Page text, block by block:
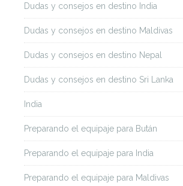
Dudas y consejos en destino India
Dudas y consejos en destino Maldivas
Dudas y consejos en destino Nepal
Dudas y consejos en destino Sri Lanka
India
Preparando el equipaje para Bután
Preparando el equipaje para India
Preparando el equipaje para Maldivas